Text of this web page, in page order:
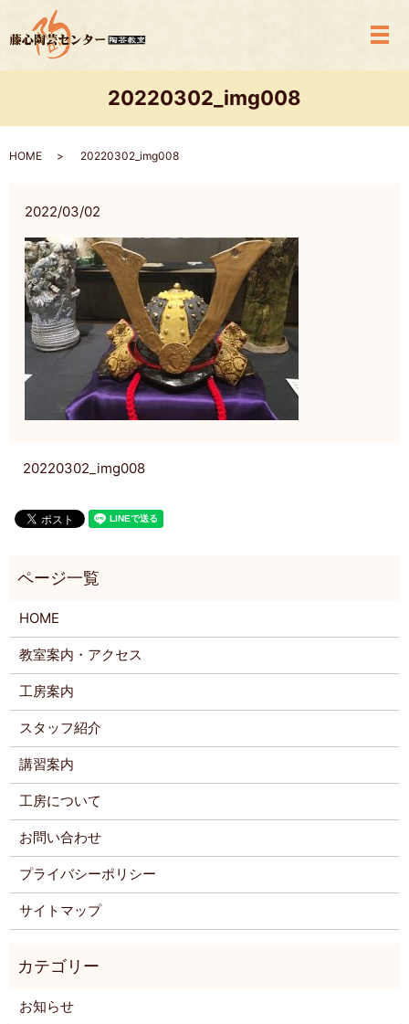
メ
20220302_img008
HOME 20220302_img008
2022/03/02
20220302_img008
HOME
教室案内・アクセス
工房案内
スタッフ紹介
講習案内
工房について
お問い合わせ
プライバシーポリシー
サイトマップ
お知らせ